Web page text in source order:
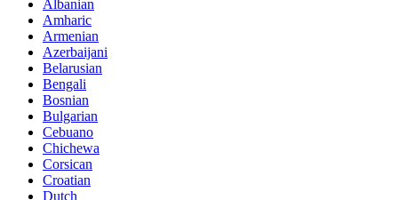
Albanian
Amharic
Armenian
Azerbaijani
Belarusian
Bengali
Bosnian
Bulgarian
Cebuano
Chichewa
Corsican
Croatian
Dutch